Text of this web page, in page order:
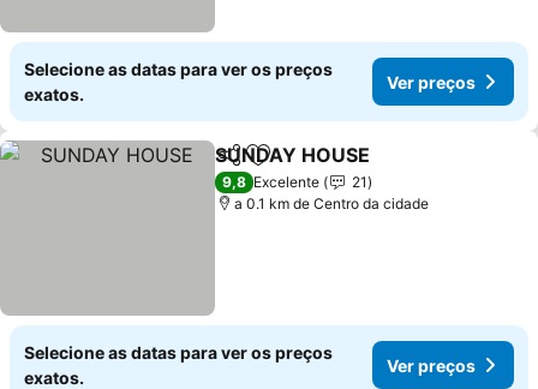
Selecione as datas para ver os preços
exatos.
Ver preços
PartilharAdicionar aos favoritos
SUNDAY HOUSE
9,8 Excelente
21
a 0.1 km de Centro da cidade
Selecione as datas para ver os preços
exatos.
Ver preços